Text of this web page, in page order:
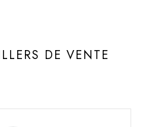
DE VENTE